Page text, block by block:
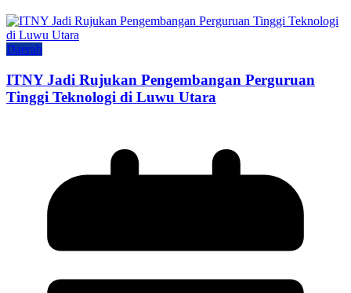
Daerah
ITNY Jadi Rujukan Pengembangan Perguruan
Tinggi Teknologi di Luwu Utara